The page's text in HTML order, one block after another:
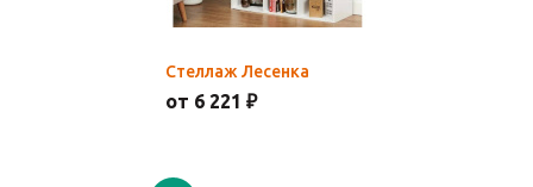
Стеллаж Лесенка
от 6 221 ₽